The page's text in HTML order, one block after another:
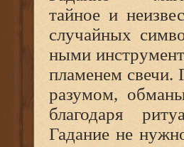
тайное и
случайных
ными
пламенем свечи.
разумом,
благодаря
Гадание не